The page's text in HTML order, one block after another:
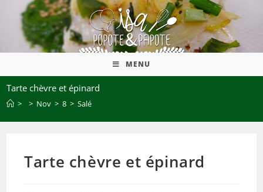
MENU
Tarte chèvre et épinard
> > Nov > 8 > Salé
Tarte chèvre et épinard